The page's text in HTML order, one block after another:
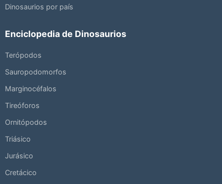
Dinosaurios por país
Enciclopedia de Dinosaurios
Terópodos
Sauropodomorfos
Marginocéfalos
Tireóforos
Ornitópodos
Triásico
Jurásico
Cretácico